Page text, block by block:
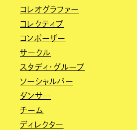
コレオグラファー
コレクティブ
コンポーザー
サークル
スタディ・グループ
ソーシャルバー
ダンサー
チーム
ディレクター